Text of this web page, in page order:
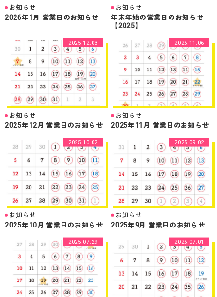
お知らせ
2026年1月 営業日のお知らせ
お知らせ
年末年始の営業日のお知らせ
【2025】
2025.12.03
お知らせ
2025年12月 営業日のお知らせ
2025.11.06
お知らせ
2025年11月 営業日のお知らせ
2025.10.02
お知らせ
2025年10月 営業日のお知らせ
2025.09.02
お知らせ
2025年9月 営業日のお知らせ
2025.07.29 2025.07.01